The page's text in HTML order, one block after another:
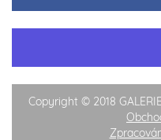
Copyright © 2018